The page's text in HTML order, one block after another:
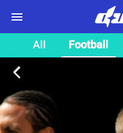
All Football
arrow_back_ios